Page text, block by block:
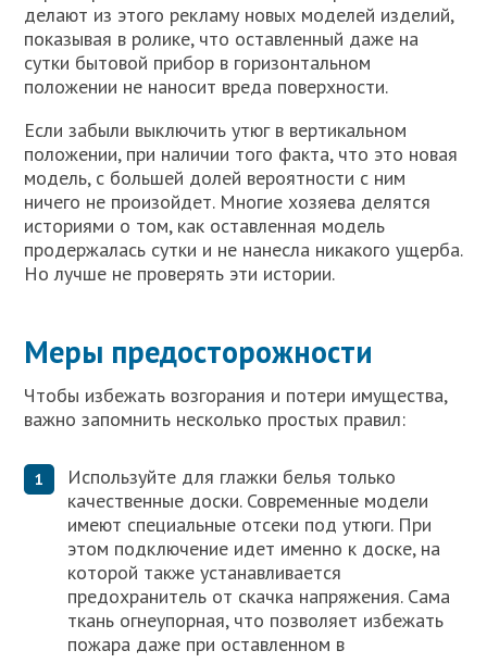
делают из этого рекламу новых моделей изделий,
показывая в ролике, что оставленный даже на
сутки бытовой прибор в горизонтальном
положении не наносит вреда поверхности.
Если забыли выключить утюг в вертикальном
положении, при наличии того факта, что это новая
модель, с большей долей вероятности с ним
ничего не произойдет. Многие хозяева делятся
историями о том, как оставленная модель
продержалась сутки и не нанесла никакого ущерба.
Но лучше не проверять эти истории.
Меры предосторожности
Чтобы избежать возгорания и потери имущества,
важно запомнить несколько простых правил:
Используйте для глажки белья только
качественные доски. Современные модели
имеют специальные отсеки под утюги. При
этом подключение идет именно к доске, на
которой также устанавливается
предохранитель от скачка напряжения. Сама
ткань огнеупорная, что позволяет избежать
пожара даже при оставленном в